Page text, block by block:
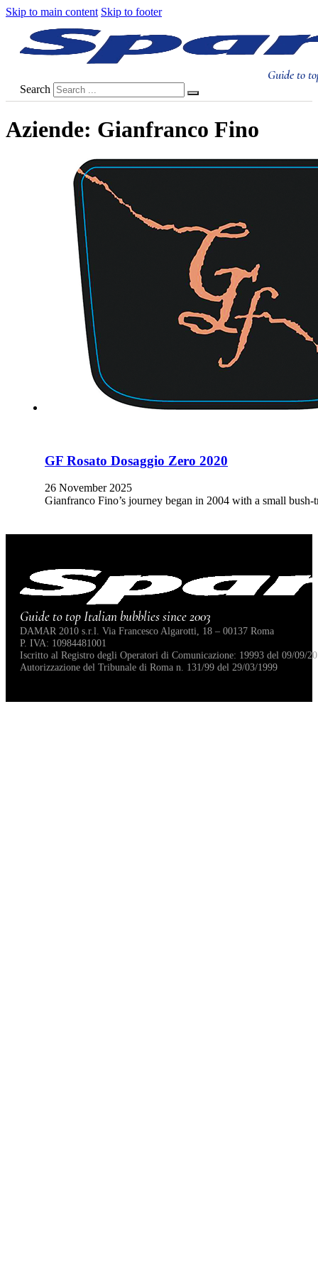
Skip to main content Skip to footer
Guide to
Search
Aziende: Gianfranco Fino
GF Rosato Dosaggio Zero 2020
26 November 2025
Gianfranco Fino’s journey began in 2004 with a small
Guide to top Italian bubblies since 2003
DAMAR 2010 s.r.l. Via Francesco Algarotti, 18 – 00137 Roma
P. IVA: 10984481001
Iscritto al Registro degli Operatori di Comunicazione: 19993 del 09/09/
Autorizzazione del Tribunale di Roma n. 131/99 del 29/03/1999